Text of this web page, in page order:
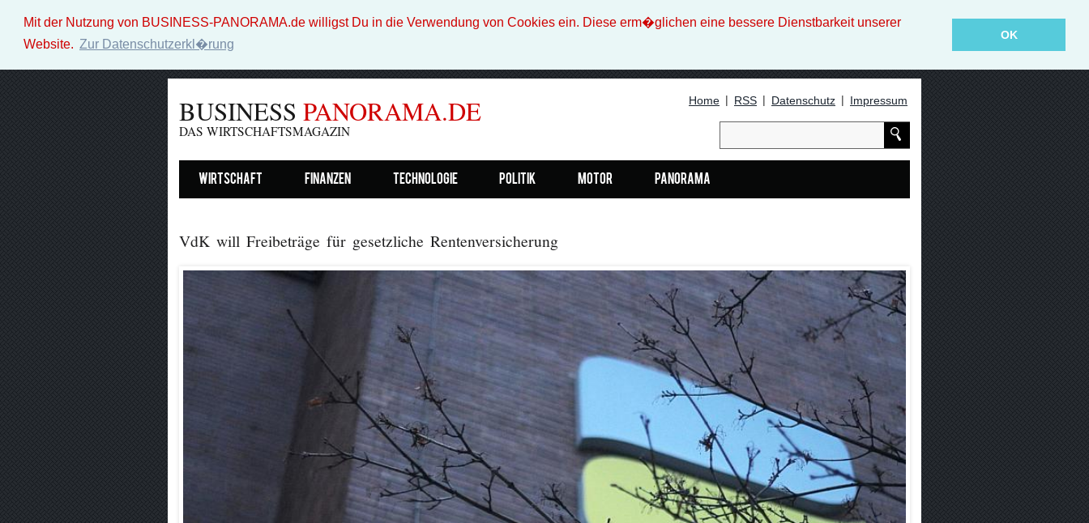
Mit der Nutzung von BUSINESS-PANORAMA.de willigst Du in die Verwendung von Cookies ein. Diese erm�glichen eine bessere Dienstbarkeit unserer
Website. Zur Datenschutzerkl�rung
OK
BUSINESS PANORAMA.DE
DAS WIRTSCHAFTSMAGAZIN
Home | RSS | Datenschutz | Impressum
Wirtschaft Finanzen Technologie Politik Motor Panorama
VdK will Freibeträge für gesetzliche Rentenversicherung